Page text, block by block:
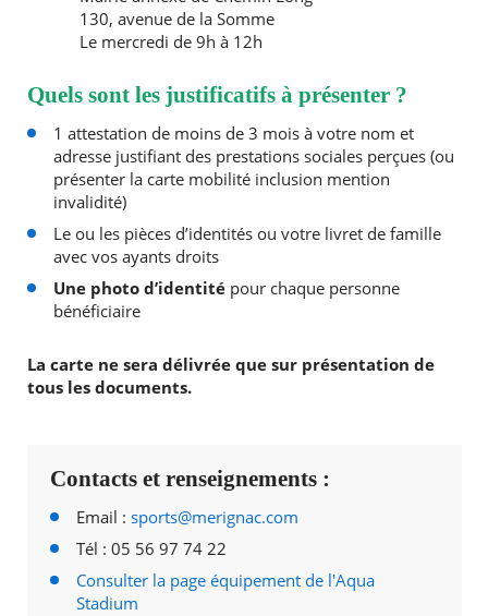
130, avenue de la Somme
Le mercredi de 9h à 12h
Quels sont les justificatifs à présenter ?
1 attestation de moins de 3 mois à votre nom et
adresse justifiant des prestations sociales perçues (ou
présenter la carte mobilité inclusion mention
invalidité)
Le ou les pièces d’identités ou votre livret de famille
avec vos ayants droits
Une photo d’identité pour chaque personne
bénéficiaire
La carte ne sera délivrée que sur présentation de
tous les documents.
Contacts et renseignements :
Email : sports@merignac.com
Tél : 05 56 97 74 22
Consulter la page équipement de l'Aqua
Stadium